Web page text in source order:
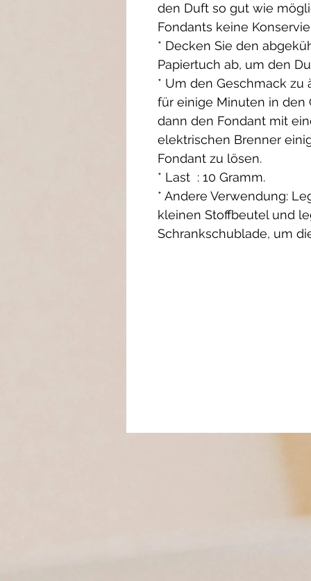
den Duft so gut wie
Fondants keine
* Decken Sie den
Papiertuch ab, um den
* Um den Geschmack zu
für einige Minuten in den
dann den Fondant mit
elektrischen Brenner
Fondant zu lösen.
* Last : 10 Gramm.
* Andere Verwendung:
kleinen Stoffbeutel und
Schrankschublade, um